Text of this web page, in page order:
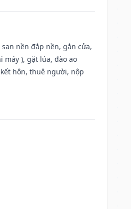
nền đắp nền, gắn cửa,
máy ), gặt lúa, đào ao
hôn, thuê người, nộp